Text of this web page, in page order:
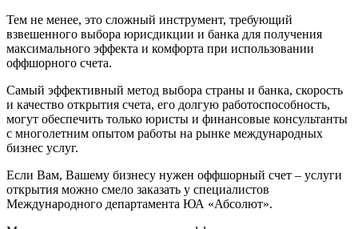
Тем не менее, это сложный инструмент, требующий
взвешенного выбора юрисдикции и банка для получения
максимального эффекта и комфорта при использовании
оффшорного счета.
Самый эффективный метод выбора страны и банка, скорость
и качество открытия счета, его долгую работоспособность,
могут обеспечить только юристы и финансовые консультанты
с многолетним опытом работы на рынке международных
бизнес услуг.
Если Вам, Вашему бизнесу нужен оффшорный счет – услуги
открытия можно смело заказать у специалистов
Международного департамента ЮА «Абсолют».